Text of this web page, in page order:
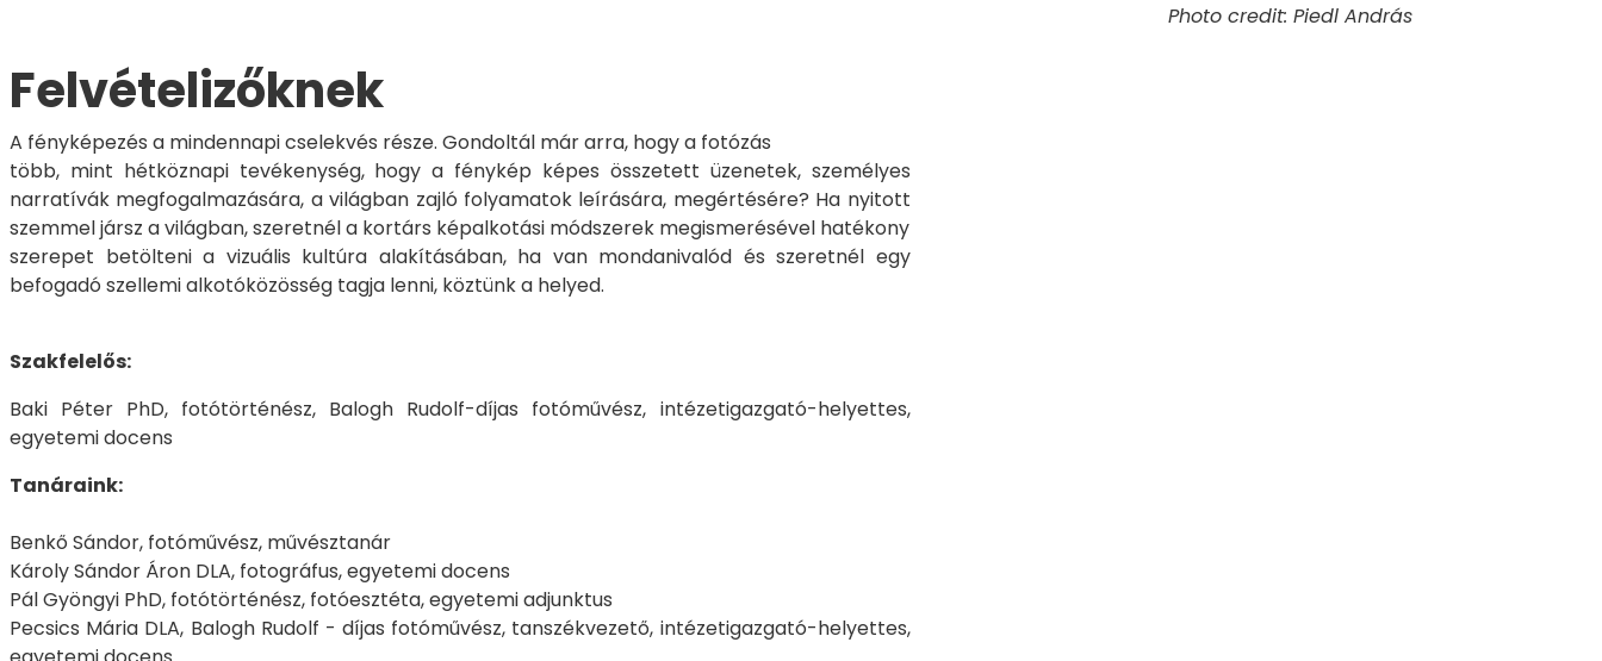
Felvételizőknek
A fényképezés a mindennapi cselekvés része. Gondoltál már arra, hogy a fotózás
több, mint hétköznapi tevékenység, hogy a fénykép képes összetett üzenetek, személyes
narratívák megfogalmazására, a világban zajló folyamatok leírására, megértésére? Ha nyitott
szemmel jársz a világban, szeretnél a kortárs képalkotási módszerek megismerésével hatékony
szerepet betölteni a vizuális kultúra alakításában, ha van mondanivalód és szeretnél egy
befogadó szellemi alkotóközösség tagja lenni, köztünk a helyed.
Szakfelelős:
Baki Péter PhD, fotótörténész, Balogh Rudolf-díjas fotóművész, intézetigazgató-helyettes,
egyetemi docens
Tanáraink:
Benkő Sándor, fotóművész, művésztanár
Károly Sándor Áron DLA, fotográfus, egyetemi docens
Pál Gyöngyi PhD, fotótörténész, fotóesztéta, egyetemi adjunktus
Pecsics Mária DLA, Balogh Rudolf - díjas fotóművész, tanszékvezető, intézetigazgató-helyettes,
Photo credit: Piedl András